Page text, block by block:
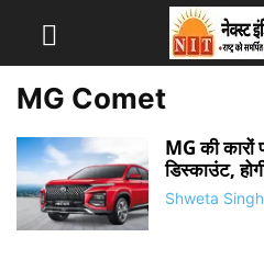
MG Comet
MG की कारों
डिस्काउंट,
Shweta Singh